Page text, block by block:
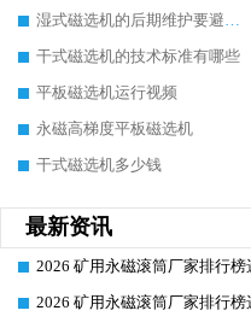
湿式磁选机的后期维护要避开哪些坑
干式磁选机的技术标准有哪些
平板磁选机运行视频
永磁高梯度平板磁选机
干式磁选机多少钱
最新资讯
2026 矿用永磁滚筒厂家排行
2026 矿用永磁滚筒厂家排行